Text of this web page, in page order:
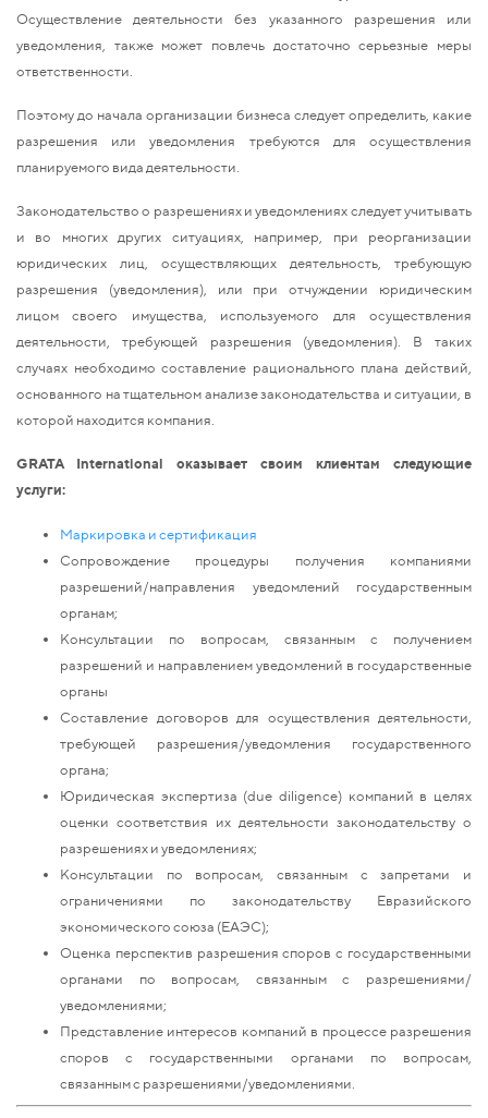
Осуществление деятельности без указанного разрешения или
уведомления, также может повлечь достаточно серьезные меры
ответственности.
Поэтому до начала организации бизнеса следует определить, какие
разрешения или уведомления требуются для осуществления
планируемого вида деятельности.
Законодательство о разрешениях и уведомлениях следует учитывать
и во многих других ситуациях, например, при реорганизации
юридических лиц, осуществляющих деятельность, требующую
разрешения (уведомления), или при отчуждении юридическим
лицом своего имущества, используемого для осуществления
деятельности, требующей разрешения (уведомления). В таких
случаях необходимо составление рационального плана действий,
основанного на тщательном анализе законодательства и ситуации, в
которой находится компания.
GRATA International оказывает своим клиентам следующие
услуги:
Маркировка и сертификация
Сопровождение процедуры получения компаниями
разрешений/направления уведомлений государственным
органам;
Консультации по вопросам, связанным с получением
разрешений и направлением уведомлений в государственные
органы
Составление договоров для осуществления деятельности,
требующей разрешения/уведомления государственного
органа;
Юридическая экспертиза (due diligence) компаний в целях
оценки соответствия их деятельности законодательству о
разрешениях и уведомлениях;
Консультации по вопросам, связанным с запретами и
ограничениями по законодательству Евразийского
экономического союза (ЕАЭС);
Оценка перспектив разрешения споров с государственными
органами по вопросам, связанным с разрешениями/
уведомлениями;
Представление интересов компаний в процессе разрешения
споров с государственными органами по вопросам,
связанным с разрешениями/уведомлениями.